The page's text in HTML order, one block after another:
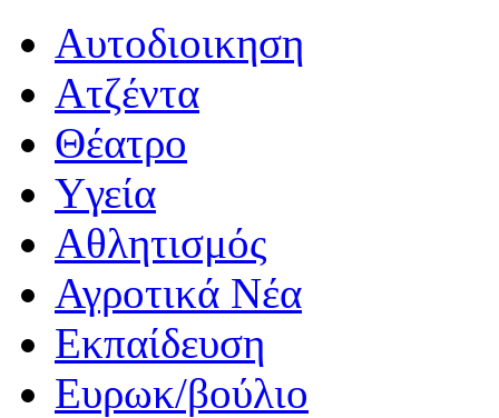
Αυτοδιοικηση
Ατζέντα
Θέατρο
Yγεία
Αθλητισμός
Αγροτικά Νέα
Εκπαίδευση
Ευρωκ/βούλιο